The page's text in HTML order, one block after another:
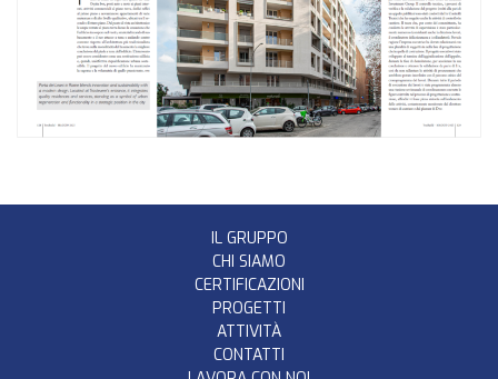
IL GRUPPO
CHI SIAMO
CERTIFICAZIONI
PROGETTI
ATTIVITÀ
CONTATTI